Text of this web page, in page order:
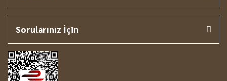
Sorularınız İçin